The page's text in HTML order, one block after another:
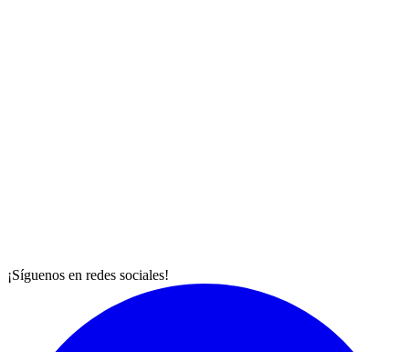
¡Síguenos en redes sociales!